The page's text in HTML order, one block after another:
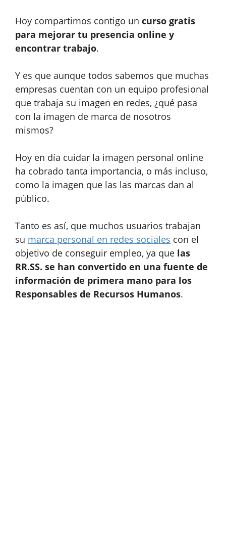
Hoy compartimos contigo un curso gratis
para mejorar tu presencia online y
encontrar trabajo.
Y es que aunque todos sabemos que muchas
empresas cuentan con un equipo profesional
que trabaja su imagen en redes, ¿qué pasa
con la imagen de marca de nosotros
mismos?
Hoy en día cuidar la imagen personal online
ha cobrado tanta importancia, o más incluso,
como la imagen que las las marcas dan al
público.
Tanto es así, que muchos usuarios trabajan
su marca personal en redes sociales con el
objetivo de conseguir empleo, ya que las
RR.SS. se han convertido en una fuente de
información de primera mano para los
Responsables de Recursos Humanos.